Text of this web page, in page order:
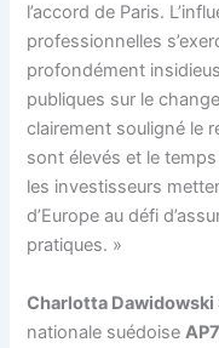
l’accord de Paris.
professionnelles
profondément
publiques sur le
clairement souligné le
sont élevés et le
les investisseurs
d’Europe au défi
pratiques. »
Charlotta
nationale suédoise